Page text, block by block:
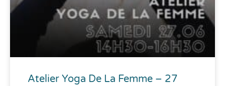
Atelier Yoga De La Femme – 27